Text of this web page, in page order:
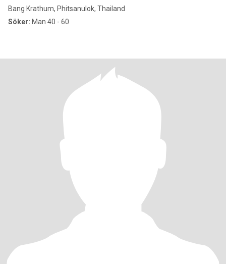
Bang Krathum, Phitsanulok, Thailand
Söker: Man 40 - 60